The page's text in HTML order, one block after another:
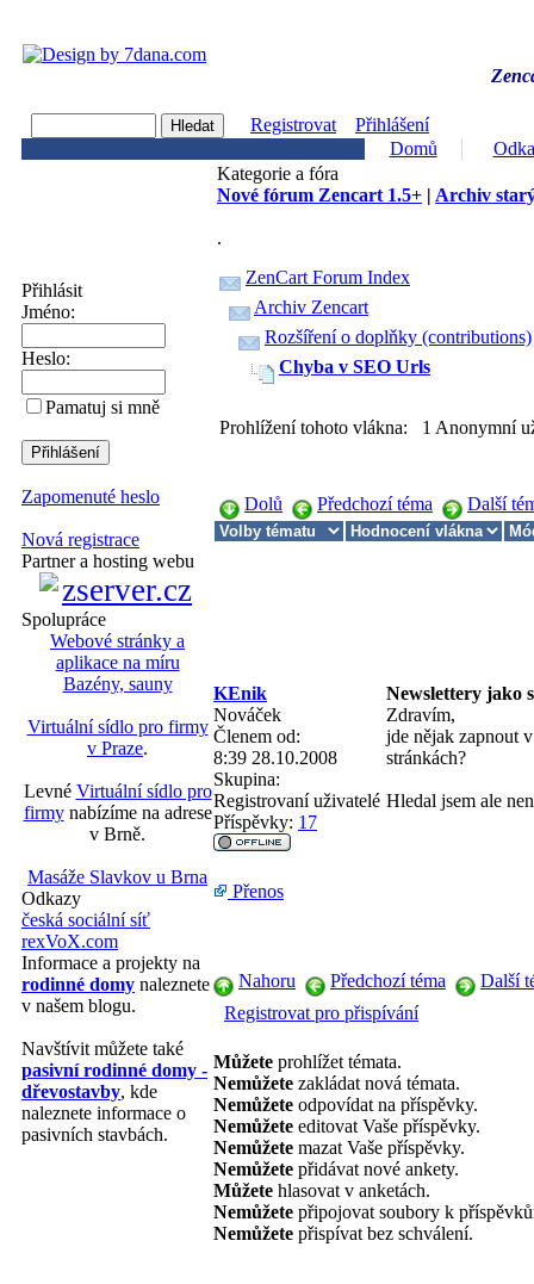
Registrovat
Přihlášení
Domů
Přihlásit
Jméno:
Heslo:
Pamatuj si mně
Zapomenuté heslo
Nová registrace
Partner a hosting webu
Spolupráce
Webové stránky a
aplikace na míru
Bazény, sauny
Virtuální sídlo pro firmy
v Praze.
Levné Virtuální sídlo pro
firmynabízíme na adrese
v Brně.
Masáže Slavkov u Brna
Odkazy
česká sociální síť
rexVoX.com
Informace a projekty na
rodinné domy naleznete
v našem blogu.
Navštívit můžete také
pasivní rodinné domy -
dřevostavby, kde
naleznete informace o
pasivních stavbách.
Kategorie a fóra
Nové fórum Zencart 1.5+ | Archiv
.
ZenCart Forum Index
Archiv Zencart
Rozšíření o doplňky (contributions)
Chyba v SEO Urls
Prohlížení tohoto vlákna: 1 Anonymní
Dolů Předchozí téma Další
KEnik
Newslettery jako
Nováček
Členem od:
8:39 28.10.2008
Skupina:
Registrovaní uživatelé
Příspěvky: 17
Zdravím,
jde nějak zapnout
stránkách?
Hledal jsem ale
Přenos
Nahoru Předchozí téma
Další
Registrovat pro přispívání
Můžete prohlížet témata.
Nemůžete zakládat nová témata.
Nemůžete odpovídat na příspěvky.
Nemůžete editovat Vaše příspěvky.
Nemůžete mazat Vaše příspěvky.
Nemůžete přidávat nové ankety.
Můžete hlasovat v anketách.
Nemůžete připojovat soubory k
Nemůžete přispívat bez schválení.